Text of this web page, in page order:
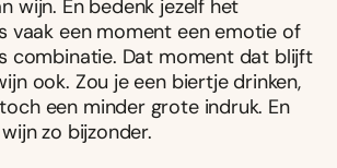
wijn. En bedenk jezelf het
vaak een moment een emotie of
combinatie. Dat moment dat blijft
ook. Zou je een biertje drinken,
een minder grote indruk. En
zo bijzonder.